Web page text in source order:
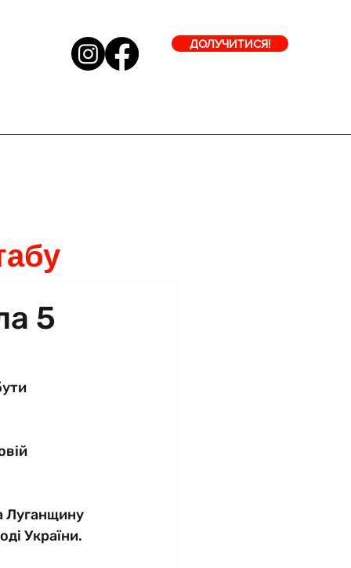
ДОЛУЧИТИСЯ!
5
Луганщину
України.